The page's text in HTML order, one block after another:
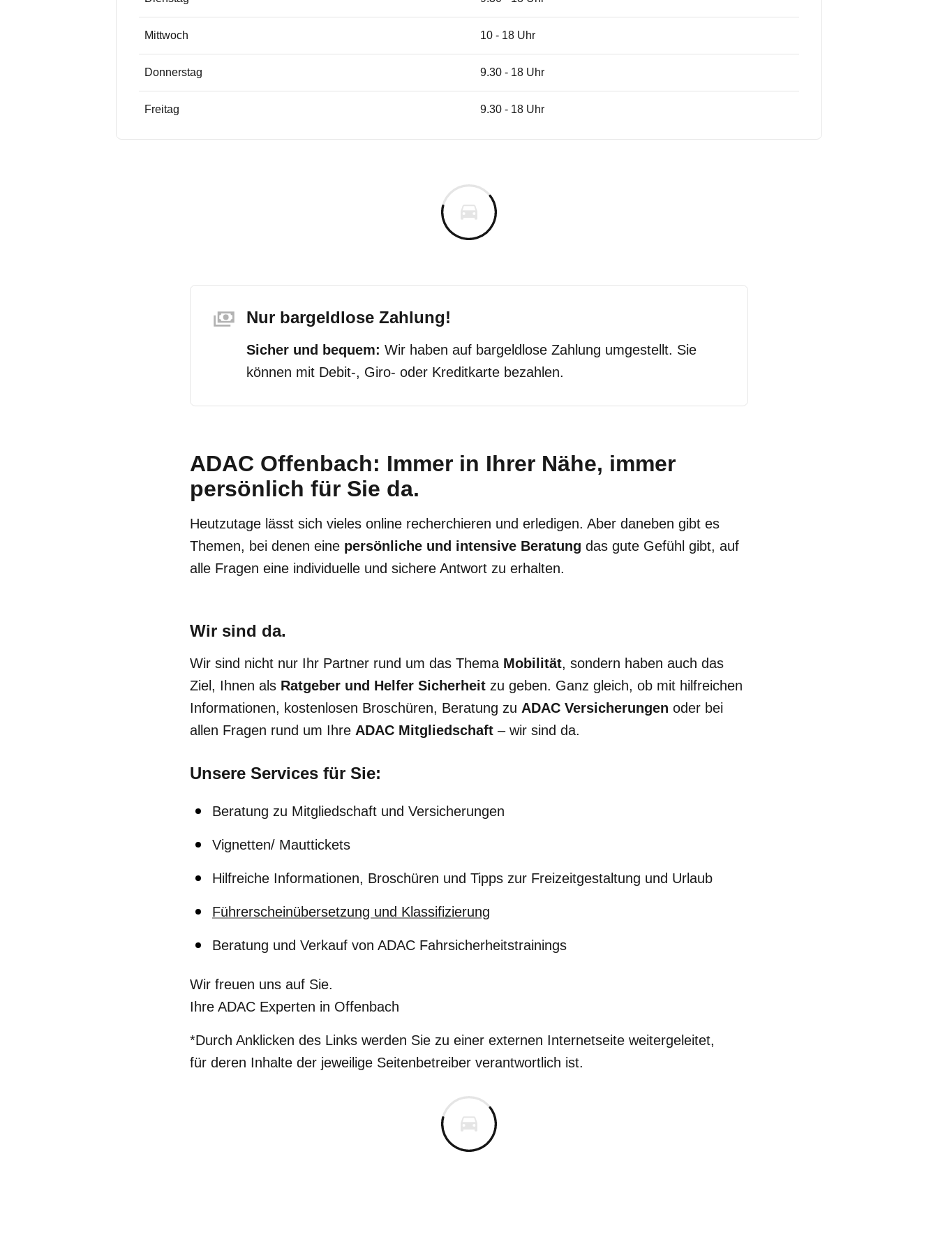
Mittwoch 10 - 18 Uhr
Donnerstag 9.30 - 18 Uhr
Freitag 9.30 - 18 Uhr
Nur bargeldlose Zahlung!
Sicher und bequem: Wir haben auf bargeldlose Zahlung umgestellt. Sie
können mit Debit-, Giro- oder Kreditkarte bezahlen.
ADAC Offenbach: Immer in Ihrer Nähe, immer
persönlich für Sie da.
Heutzutage lässt sich vieles online recherchieren und erledigen. Aber daneben gibt es
Themen, bei denen eine persönliche und intensive Beratung das gute Gefühl gibt, auf
alle Fragen eine individuelle und sichere Antwort zu erhalten.
Wir sind da.
Wir sind nicht nur Ihr Partner rund um das Thema Mobilität, sondern haben auch das
Ziel, Ihnen als Ratgeber und Helfer Sicherheit zu geben. Ganz gleich, ob mit hilfreichen
Informationen, kostenlosen Broschüren, Beratung zu ADAC Versicherungen oder bei
allen Fragen rund um Ihre ADAC Mitgliedschaft – wir sind da.
Unsere Services für Sie:
Beratung zu Mitgliedschaft und Versicherungen
Vignetten/ Mauttickets
Hilfreiche Informationen, Broschüren und Tipps zur Freizeitgestaltung und Urlaub
Führerscheinübersetzung und Klassifizierung
Beratung und Verkauf von ADAC Fahrsicherheitstrainings
Wir freuen uns auf Sie.
Ihre ADAC Experten in Offenbach
*Durch Anklicken des Links werden Sie zu einer externen Internetseite weitergeleitet,
für deren Inhalte der jeweilige Seitenbetreiber verantwortlich ist.